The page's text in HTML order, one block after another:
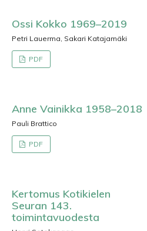
Ossi Kokko 1969–2019
Petri Lauerma, Sakari Katajamäki
PDF
Anne Vainikka 1958–2018
Pauli Brattico
PDF
Kertomus Kotikielen
Seuran 143.
toimintavuodesta